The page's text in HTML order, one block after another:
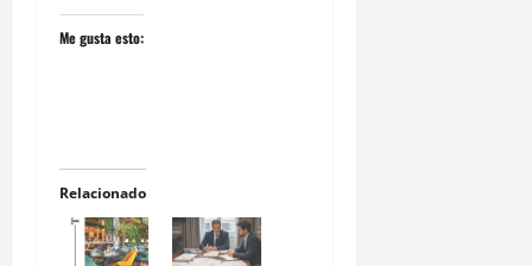
Me gusta esto:
Relacionado